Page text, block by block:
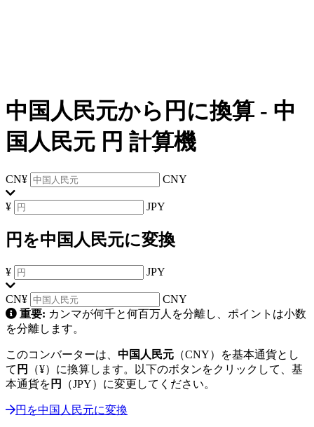
中国人民元から円に換算 - 中
国人民元 円 計算機
CN¥ CNY
¥ JPY
円を中国人民元に変換
¥ JPY
CN¥
CNY
重要: カンマが何千と何百万人を分離し、ポイントは小数
を分離します。
このコンバーターは、 中国人民元 （CNY）を基本通貨とし
て 円
（¥）に換算します。以下のボタンをクリックして、基
本通貨を 円 （JPY）に変更してください。
円を中国人民元に変換